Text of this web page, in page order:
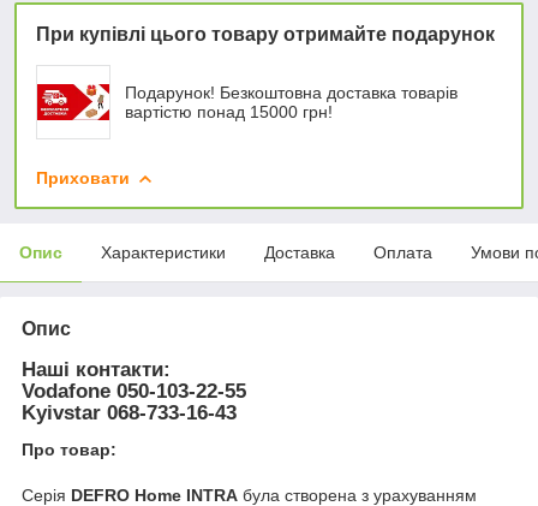
При купівлі цього товару отримайте подарунок
Подарунок! Безкоштовна доставка товарів
вартістю понад 15000 грн!
Приховати
Опис Характеристики Доставка Оплата Умови
Опис
Наші контакти:
Vodafone 050-103-22-55
Kyivstar 068-733-16-43
Про товар:
Серія DEFRO Home INTRA була створена з урахуванням